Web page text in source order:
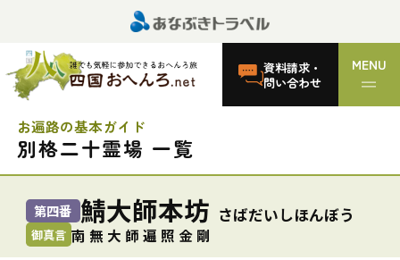
資料請求・
問い合わせ
MENU
お遍路の基本ガイド
別格二十霊場 一覧
第四番 鯖大師本坊 さばだいしほんぼう
御真言 南 無 大 師 遍 照 金 剛